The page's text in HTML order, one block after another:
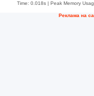
Time: 0.018s| Peak Memory
Рeклама на